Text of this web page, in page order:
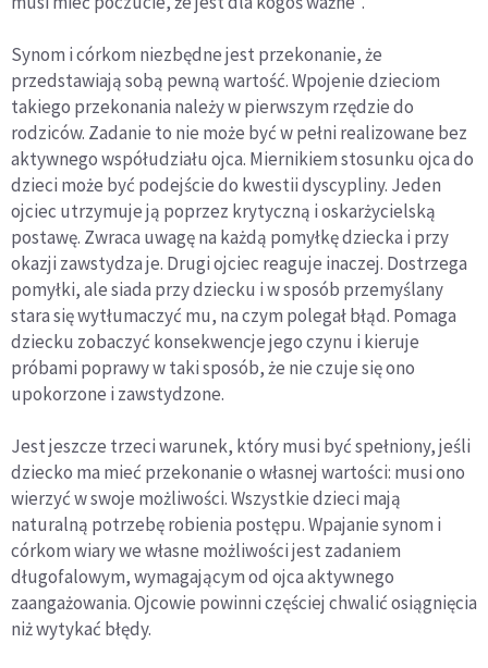
Synom i córkom niezbędne jest przekonanie, że
przedstawiają sobą pewną wartość. Wpojenie dzieciom
takiego przekonania należy w pierwszym rzędzie do
rodziców. Zadanie to nie może być w pełni realizowane bez
aktywnego współudziału ojca. Miernikiem stosunku ojca do
dzieci może być podejście do kwestii dyscypliny. Jeden
ojciec utrzymuje ją poprzez krytyczną i oskarżycielską
postawę. Zwraca uwagę na każdą pomyłkę dziecka i przy
okazji zawstydza je. Drugi ojciec reaguje inaczej. Dostrzega
pomyłki, ale siada przy dziecku i w sposób przemyślany
stara się wytłumaczyć mu, na czym polegał błąd. Pomaga
dziecku zobaczyć konsekwencje jego czynu i kieruje
próbami poprawy w taki sposób, że nie czuje się ono
upokorzone i zawstydzone.
Jest jeszcze trzeci warunek, który musi być spełniony, jeśli
dziecko ma mieć przekonanie o własnej wartości: musi ono
wierzyć w swoje możliwości. Wszystkie dzieci mają
naturalną potrzebę robienia postępu. Wpajanie synom i
córkom wiary we własne możliwości jest zadaniem
długofalowym, wymagającym od ojca aktywnego
zaangażowania. Ojcowie powinni częściej chwalić osiągnięcia
niż wytykać błędy.